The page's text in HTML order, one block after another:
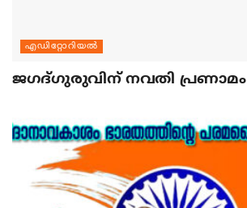
എഡിറ്റോറിയല്‍
ജഗദ്ഗുരുവിന് നവതി പ്രണാമം